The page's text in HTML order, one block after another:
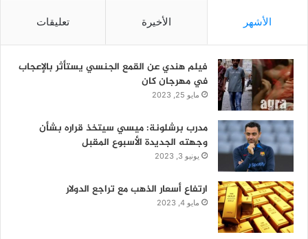
الأشهر الأخيرة تعليقات
فيلم هندي عن القمع الجنسي يستأثر بالإعجاب
في مهرجان كان
مايو 25, 2023
مدرب برشلونة: ميسي سيتخذ قراره بشأن
وجهته الجديدة الأسبوع المقبل
يونيو 3, 2023
ارتفاع أسعار الذهب مع تراجع الدولار
مايو 4, 2023